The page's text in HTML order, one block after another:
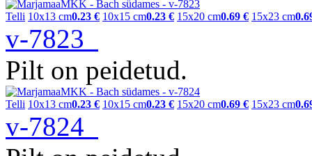
Telli 10x13 cm0.23 € 10x15 cm0.23 € 15x20 cm0.69 € 15x23 cm
v-7823
Pilt on peidetud.
Telli 10x13 cm0.23 € 10x15 cm0.23 € 15x20 cm0.69 € 15x23 cm
v-7824